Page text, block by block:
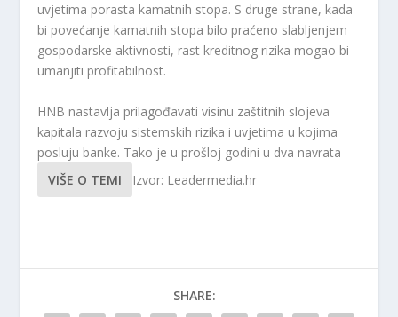
uvjetima porasta kamatnih stopa. S druge strane, kada
bi povećanje kamatnih stopa bilo praćeno slabljenjem
gospodarske aktivnosti, rast kreditnog rizika mogao bi
umanjiti profitabilnost.
HNB nastavlja prilagođavati visinu zaštitnih slojeva
kapitala razvoju sistemskih rizika i uvjetima u kojima
posluju banke. Tako je u prošloj godini u dva navrata
VIŠE O TEMI
Izvor: Leadermedia.hr
SHARE: